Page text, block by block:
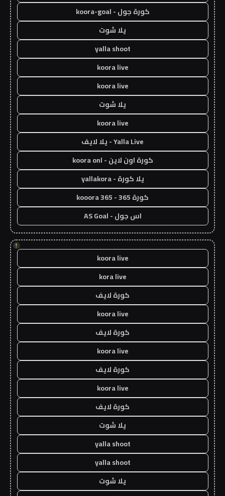
كورة جول - koora-goal
يلا شوت
yalla shoot
koora live
koora live
يلا شوت
koora live
Yalla Live - يلا لايف
كورة اون لاين - koora onl
يلا كورة - yallakora
كورة 365 - kooora 365
اس جول - AS Goal
!
koora live
kora live
كورة لايف
koora live
كورة لايف
koora live
كورة لايف
koora live
كورة لايف
يلا شوت
yalla shoot
yalla shoot
يلا شوت